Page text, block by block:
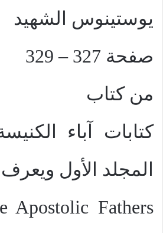
يوستينوس الشهيد
صفحة 327 – 329
من كتاب
كتابات آباء
المجلد الأول
Apostolic Fathers